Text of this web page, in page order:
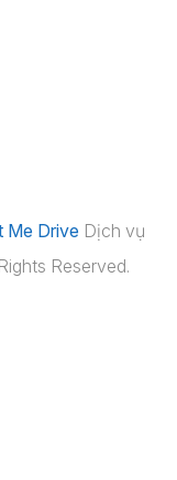
Me Drive Dịch vụ
Reserved.